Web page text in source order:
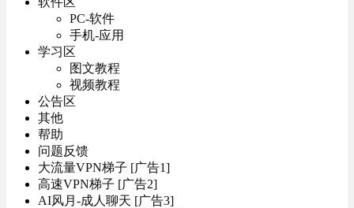
PC-软件
手机-应用
学习区
图文教程
视频教程
公告区
其他
帮助
问题反馈
大流量VPN梯子 [广告1]
高速VPN梯子 [广告2]
AI风月-成人聊天 [广告3]